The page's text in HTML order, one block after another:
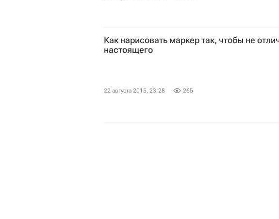
Как нарисовать маркер так, чтобы не
настоящего
22 августа 2015, 23:28 265